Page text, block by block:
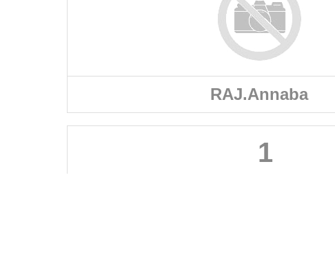
RAJ.Annaba
1